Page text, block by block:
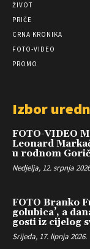
ŽIVOT
PRIČE
CRNA KRONIKA
FOTO-VIDEO
PROMO
Izbor
FOTO-VIDEO
Leonard
u rodnom
Nedjelja, 12. srpnja
FOTO Branko
golubica’, a
gosti iz cijelog
Srijeda, 17. lipnja 2026.